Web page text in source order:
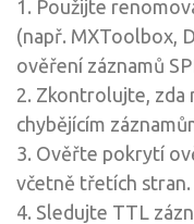
1. Použijte
(např. MXToolbox,
ověření záznamů
2. Zkontrolujte, zda
chybějícím
3. Ověřte pokrytí
včetně třetích stran.
4. Sledujte TTL